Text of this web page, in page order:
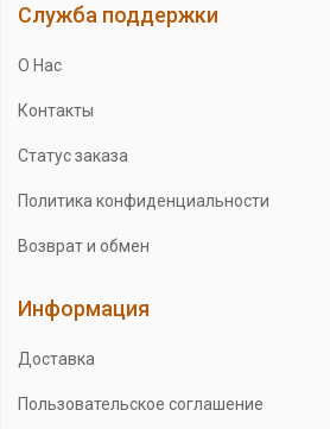
Служба поддержки
О Нас
Контакты
Статус заказа
Политика конфиденциальности
Возврат и обмен
Информация
Доставка
Пользовательское соглашение